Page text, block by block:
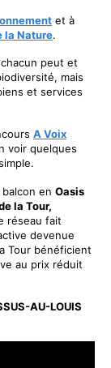
et à
la Nature.
peut et
mais
et services
A Voix
voir quelques
en Oasis
la Tour,
réseau fait
devenue
Tour bénéficient
au prix réduit
AU-LOUIS